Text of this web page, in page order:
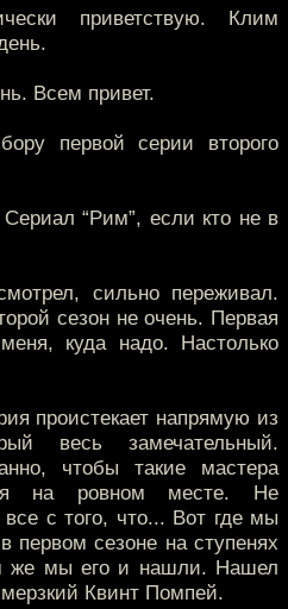
приветствую. Клим
Всем привет.
первой серии второго
Сериал “Рим”, если кто не в
сильно переживал.
сезон не очень. Первая
куда надо. Настолько
проистекает напрямую из
весь замечательный.
чтобы такие мастера
на ровном месте. Не
с того, что... Вот где мы
первом сезоне на ступенях
же мы его и нашли. Нашел
Квинт Помпей.